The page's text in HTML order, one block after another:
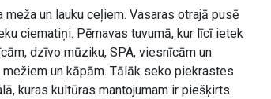
un lauku ceļiem. Vasaras otrajā pusē
ciematiņi. Pērnavas tuvumā, kur līcī ietek
dzīvo mūziku, SPA, viesnīcām un
un kāpām. Tālāk seko piekrastes
kuras kultūras mantojumam ir piešķirts